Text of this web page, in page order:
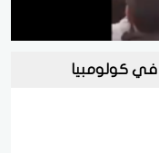
في كولومبيا